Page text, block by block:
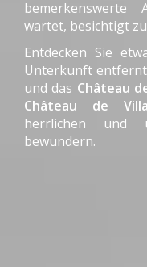
wartet, besichtigt
Entdecken Sie
Unterkunft
und das Château
Château de
herrlichen und
bewundern.